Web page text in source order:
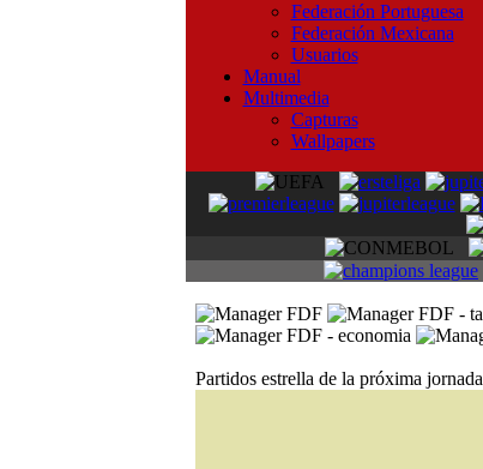
Federación Portuguesa
Federación Mexicana
Usuarios
Manual
Multimedia
Capturas
Wallpapers
Partidos estrella de la próxima jornada